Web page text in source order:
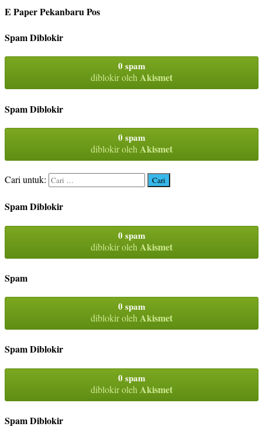
E Paper Pekanbaru Pos
Spam Diblokir
0 spam
diblokir olehAkismet
Spam Diblokir
0 spam
diblokir oleh Akismet
Cari untuk:
Spam Diblokir
0 spam
diblokir oleh Akismet
Spam
0 spam
diblokir olehAkismet
Spam Diblokir
0 spam
diblokir oleh Akismet
Spam Diblokir